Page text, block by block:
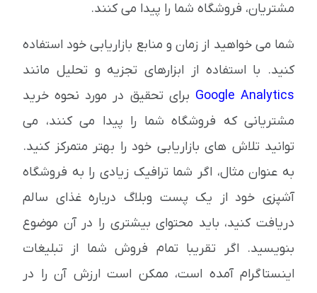
مشتریان، فروشگاه شما را پیدا می کنند.
شما می خواهید از زمان و منابع بازاریابی خود استفاده
کنید. با استفاده از ابزارهای تجزیه و تحلیل مانند
Google Analytics برای تحقیق در مورد نحوه خرید
مشتریانی که فروشگاه شما را پیدا می کنند، می
توانید تلاش های بازاریابی خود را بهتر متمرکز کنید.
به عنوان مثال، اگر شما ترافیک زیادی را به فروشگاه
آشپزی خود از یک پست وبلاگ درباره غذای سالم
دریافت کنید، باید محتوای بیشتری را در آن موضوع
بنویسید. اگر تقریبا تمام فروش شما از تبلیغات
اینستاگرام آمده است، ممکن است ارزش آن را در